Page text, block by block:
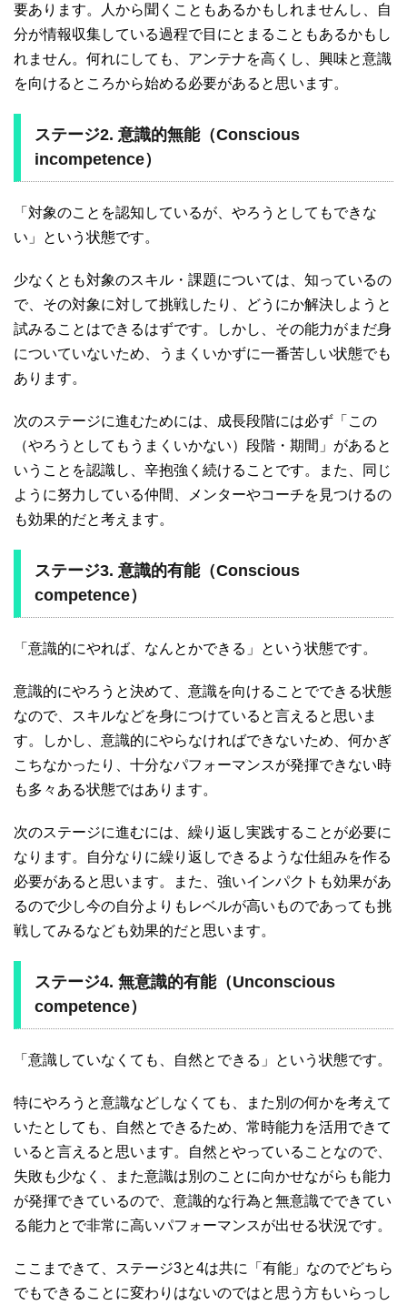
要あります。人から聞くこともあるかもしれませんし、自
分が情報収集している過程で目にとまることもあるかもし
れません。何れにしても、アンテナを高くし、興味と意識
を向けるところから始める必要があると思います。
ステージ2. 意識的無能（Conscious
incompetence）
「対象のことを認知しているが、やろうとしてもできな
い」という状態です。
少なくとも対象のスキル・課題については、知っているの
で、その対象に対して挑戦したり、どうにか解決しようと
試みることはできるはずです。しかし、その能力がまだ身
についていないため、うまくいかずに一番苦しい状態でも
あります。
次のステージに進むためには、成長段階には必ず「この
（やろうとしてもうまくいかない）段階・期間」があると
いうことを認識し、辛抱強く続けることです。また、同じ
ように努力している仲間、メンターやコーチを見つけるの
も効果的だと考えます。
ステージ3. 意識的有能（Conscious
competence）
「意識的にやれば、なんとかできる」という状態です。
意識的にやろうと決めて、意識を向けることでできる状態
なので、スキルなどを身につけていると言えると思いま
す。しかし、意識的にやらなければできないため、何かぎ
こちなかったり、十分なパフォーマンスが発揮できない時
も多々ある状態ではあります。
次のステージに進むには、繰り返し実践することが必要に
なります。自分なりに繰り返しできるような仕組みを作る
必要があると思います。また、強いインパクトも効果があ
るので少し今の自分よりもレベルが高いものであっても挑
戦してみるなども効果的だと思います。
ステージ4. 無意識的有能（Unconscious
competence）
「意識していなくても、自然とできる」という状態です。
特にやろうと意識などしなくても、また別の何かを考えて
いたとしても、自然とできるため、常時能力を活用できて
いると言えると思います。自然とやっていることなので、
失敗も少なく、また意識は別のことに向かせながらも能力
が発揮できているので、意識的な行為と無意識でできてい
る能力とで非常に高いパフォーマンスが出せる状況です。
ここまできて、ステージ3と4は共に「有能」なのでどちら
でもできることに変わりはないのではと思う方もいらっし